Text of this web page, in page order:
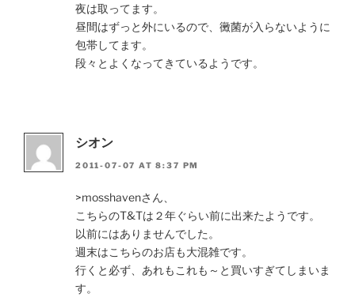
夜は取ってます。
昼間はずっと外にいるので、黴菌が入らないように
包帯してます。
段々とよくなってきているようです。
シオン
2011-07-07 AT 8:37 PM
>mosshavenさん、
こちらのT&Tは２年ぐらい前に出来たようです。
以前にはありませんでした。
週末はこちらのお店も大混雑です。
行くと必ず、あれもこれも～と買いすぎてしまいま
す。